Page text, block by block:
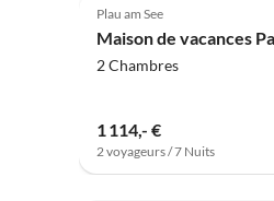
Plau am See
Maison de vacances
2 Chambres
1 114,- €
2 voyageurs / 7 Nuits